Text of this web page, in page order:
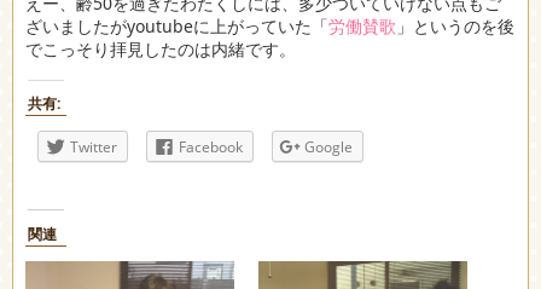
ざいましたがyoutubeに上がっていた「労働賛歌 」というのを後
でこっそり拝見したのは内緒です。
共有:
Twitter Facebook Google
関連